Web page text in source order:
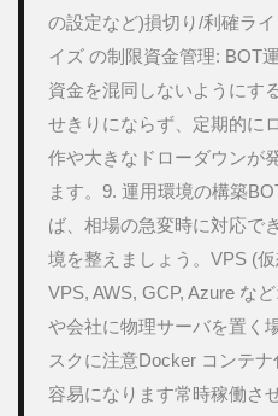
の設定など)損切り/利確ラ
イズ の制限資金管理: BOT
資金を混同しないようにす
せきりにならず、定期的に
作や大きなドローダウンが
ます。9. 運用環境の構築
ば、相場の急変時に対応で
境を整えましょう。VPS (
VPS, AWS, GCP, Azure な
や会社に物理サーバを置く
スクに注意Docker コンテ
容易になります常時稼働さ